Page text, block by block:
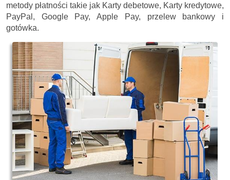
metody płatności takie jak Karty debetowe, Karty kredytowe,
PayPal, Google Pay, Apple Pay, przelew bankowy i
gotówka.